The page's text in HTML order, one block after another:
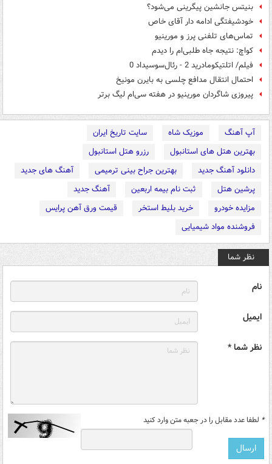
بنیتس جانشین پیگرینی می‌شود؟
خودشیفتگی ادامه دار آقای خاص
تماس‌های تلفنی پرز و مورینیو
کواچ: نتیجه جاه طلبی‌ام را دیدم
فیلم/ اتلتیکومادرید 2 - رئال‌سوسیداد 0
احتمال انتقال مدافع چلسی به بایرن مونیخ
پیروزی شاگردان مورینیو در هفته سی‌ام لیگ برتر
آپ آهنگ موزیک شاه
سایت تاریخ ایران
بهترین هتل های استانبول
رزرو هتل استانبول
دانلود آهنگ جدید
بهترین جراح بینی ترمیمی
آهنگ های جدید
پرشین هتل
ثبت نام بیمه اربعین
آهنگ جدید
مزایده خودرو
خرید بلیط استخر
قیمت ورق آهن پرایس
فروشنده مواد شیمیایی
نظر شما
نام
ایمیل
نظر شما *
* لطفا عدد مقابل را در جعبه متن وارد کنید